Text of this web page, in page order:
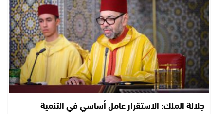
جلالة الملك: الاستقرار عامل أساسي في التنمية